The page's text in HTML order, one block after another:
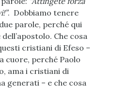
. Dobbiamo tenere
parole, perché qui
Che cosa
cristiani di Efeso –
cuore, perché Paolo
ama i cristiani di
generati – e che cosa